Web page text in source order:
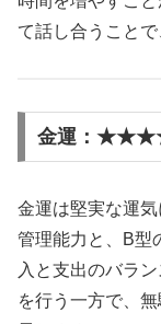
て話し合うことで
金運：
金運は堅実な運
管理能力と、B型
入と支出のバラ
を行う一方で、